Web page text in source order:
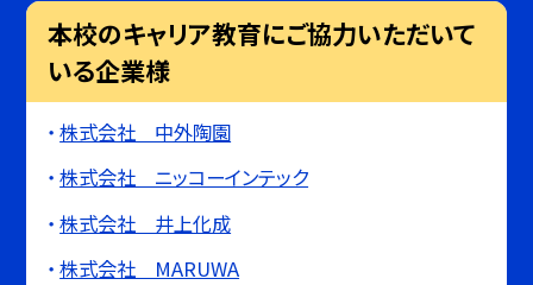
本校のキャリア教育にご協力いただいて
いる企業様
株式会社 中外陶園
株式会社 ニッコーインテック
株式会社 井上化成
株式会社 MARUWA